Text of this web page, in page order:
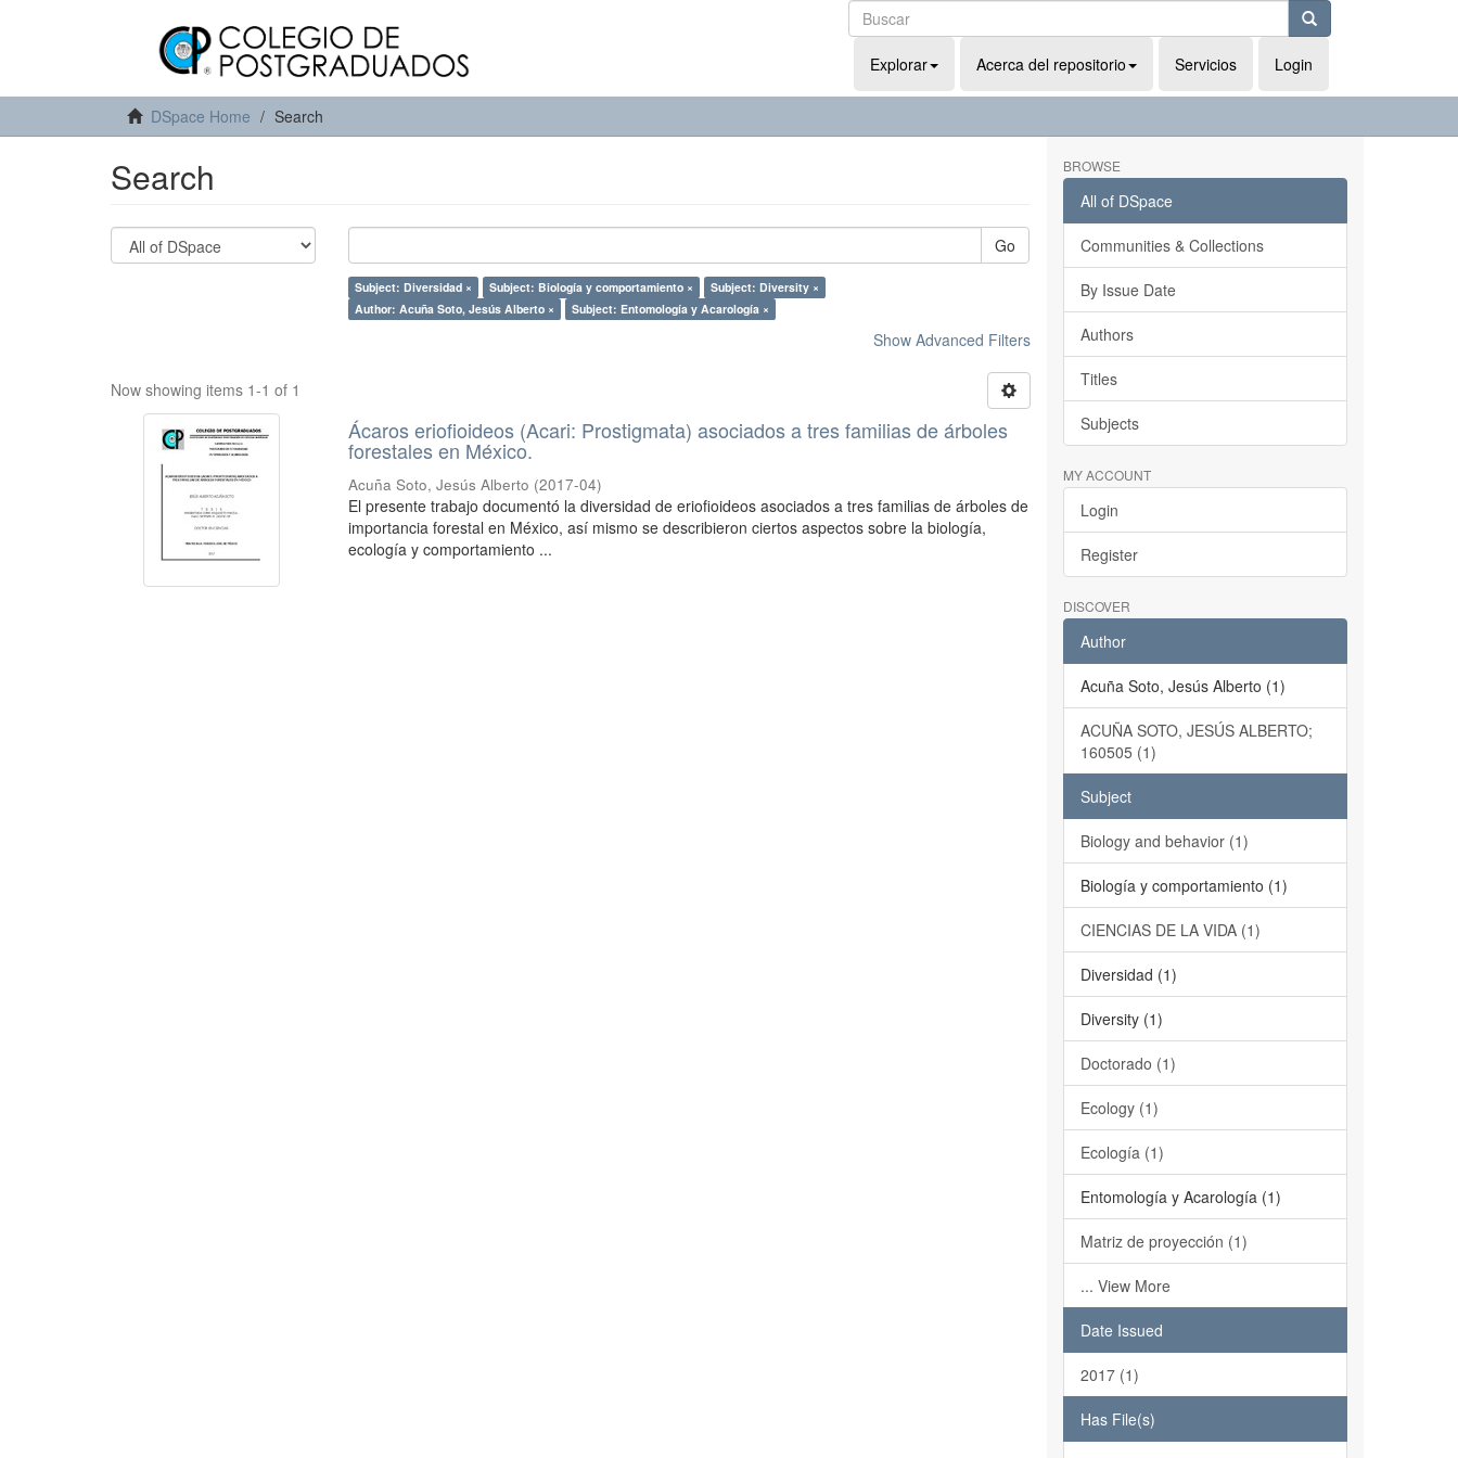
Explorar Acerca del repositorio Servicios Login
DSpace Home Search
Search
Go
Subject: Diversidad × Subject: Biología y comportamiento ×
Subject: Diversity ×
Author: Acuña Soto, Jesús Alberto ×
Subject: Entomología y Acarología ×
Show Advanced Filters
Now showing items 1-1 of 1
Ácaros eriofioideos (Acari: Prostigmata) asociados a tres familias de árboles
forestales en México.
Acuña Soto, Jesús Alberto (2017-04)
El presente trabajo documentó la diversidad de eriofioideos asociados a tres familias de árboles de
importancia forestal en México, así mismo se describieron ciertos aspectos sobre la biología,
ecología y comportamiento ...
BROWSE
All of DSpace
Communities & Collections
By Issue Date
Authors
Titles
Subjects
MY ACCOUNT
Login
Register
DISCOVER
Author
Acuña Soto, Jesús Alberto (1)
ACUÑA SOTO, JESÚS ALBERTO;
160505 (1)
Subject
Biology and behavior (1)
Biología y comportamiento (1)
CIENCIAS DE LA VIDA (1)
Diversidad (1)
Diversity (1)
Doctorado (1)
Ecology (1)
Ecología (1)
Entomología y Acarología (1)
Matriz de proyección (1)
... View More
Date Issued
2017 (1)
Has File(s)